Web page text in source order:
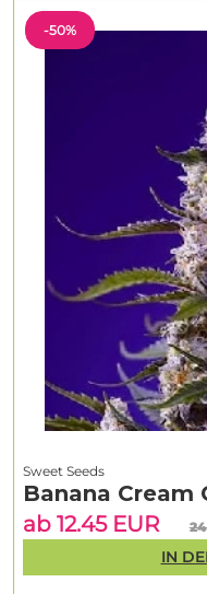
-50%
Sweet Seeds
Banana Cream
ab 12.45 EUR
IN